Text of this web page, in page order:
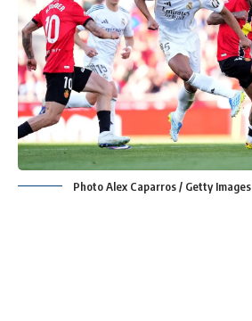
Photo Alex Caparros / Getty Images